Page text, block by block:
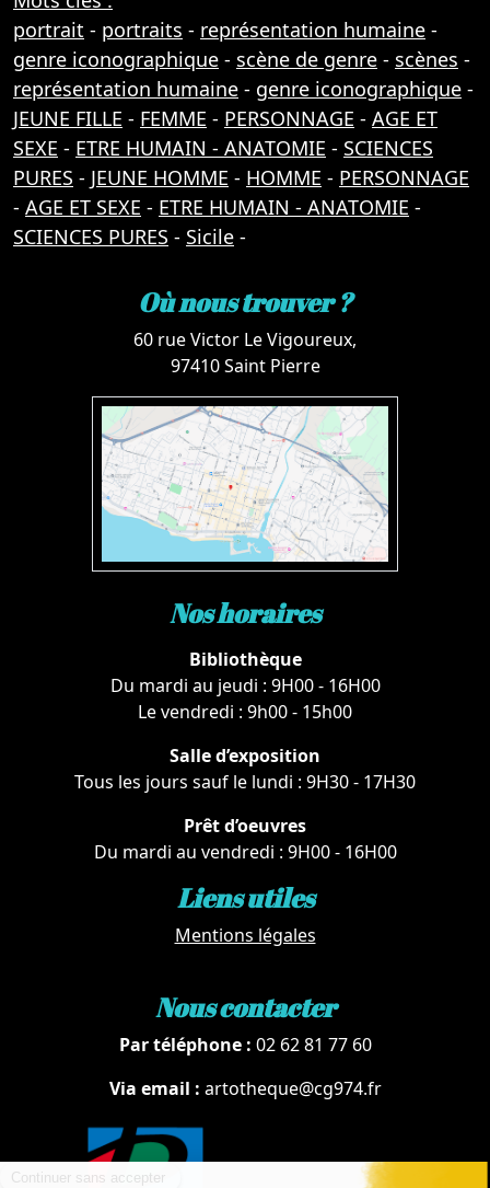
portrait - portraits - représentation humaine -
genre iconographique - scène de genre - scènes -
représentation humaine - genre iconographique -
JEUNE FILLE - FEMME - PERSONNAGE - AGE ET
SEXE - ETRE HUMAIN - ANATOMIE - SCIENCES
PURES - JEUNE HOMME - HOMME - PERSONNAGE
- AGE ET SEXE - ETRE HUMAIN - ANATOMIE -
SCIENCES PURES - Sicile -
Où nous trouver ?
60 rue Victor Le Vigoureux,
97410 Saint Pierre
Nos horaires
Bibliothèque
Du mardi au jeudi : 9H00 - 16H00
Le vendredi : 9h00 - 15h00
Salle d’exposition
Tous les jours sauf le lundi : 9H30 - 17H30
Prêt d’oeuvres
Du mardi au vendredi : 9H00 - 16H00
Liens utiles
Mentions légales
Nous contacter
Par téléphone : 02 62 81 77 60
Via email : artotheque@cg974.fr